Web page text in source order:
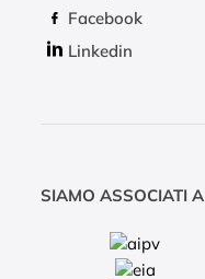
Facebook
Linkedin
SIAMO ASSOCIATI A